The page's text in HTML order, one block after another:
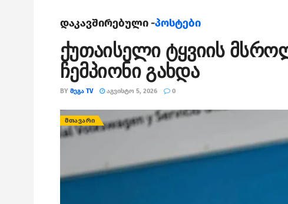
დაკავშირებული -პოსტები
ქუთაისელი ტყვიის
ჩემპიონი გახდა
BY ᲛᲔᲒᲐ TV ᲐᲒᲕᲘᲡᲢᲝ 5, 2026 0
ᲛᲗᲐᲕᲐᲠᲘ